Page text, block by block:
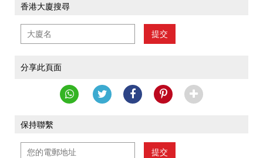
香港大廈搜尋
提交
分享此頁面
保持聯繫
提交